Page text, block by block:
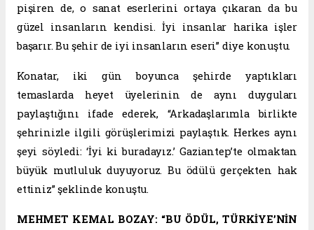
pişiren de, o sanat eserlerini ortaya çıkaran da bu
güzel insanların kendisi. İyi insanlar harika işler
başarır. Bu şehir de iyi insanların eseri” diye konuştu.
Konatar, iki gün boyunca şehirde yaptıkları
temaslarda heyet üyelerinin de aynı duyguları
paylaştığını ifade ederek, “Arkadaşlarımla birlikte
şehrinizle ilgili görüşlerimizi paylaştık. Herkes aynı
şeyi söyledi: ‘İyi ki buradayız.’ Gaziantep’te olmaktan
büyük mutluluk duyuyoruz. Bu ödülü gerçekten hak
ettiniz” şeklinde konuştu.
MEHMET KEMAL BOZAY: “BU ÖDÜL, TÜRKİYE’NİN